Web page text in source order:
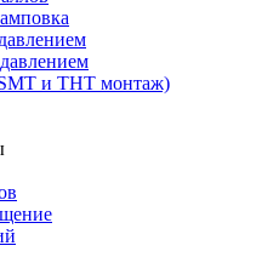
и THT монтаж)